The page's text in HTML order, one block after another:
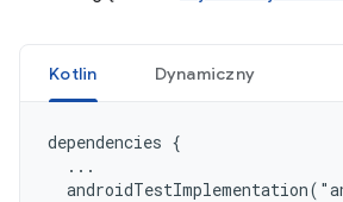
Kotlin Dynamiczny
dependencies {
  ...